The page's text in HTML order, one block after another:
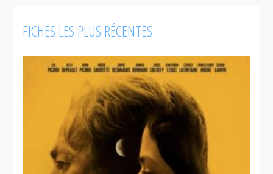
Novembre
Neuvaine
La
Femme qui
boit
FICHES LES PLUS RÉCENTES